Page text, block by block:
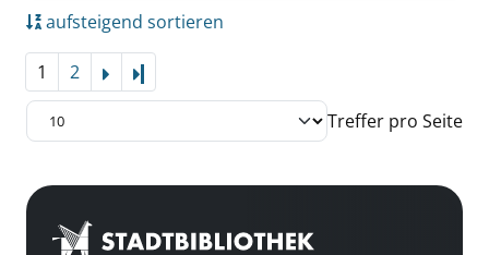
aufsteigend sortieren
1 2
Treffer pro Seite